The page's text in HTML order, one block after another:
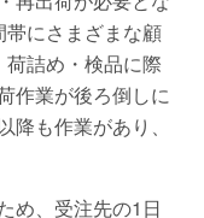
にさまざまな顧
詰め・検品に際
作業が後ろ倒しに
も作業があり、
め、受注先の1⽇